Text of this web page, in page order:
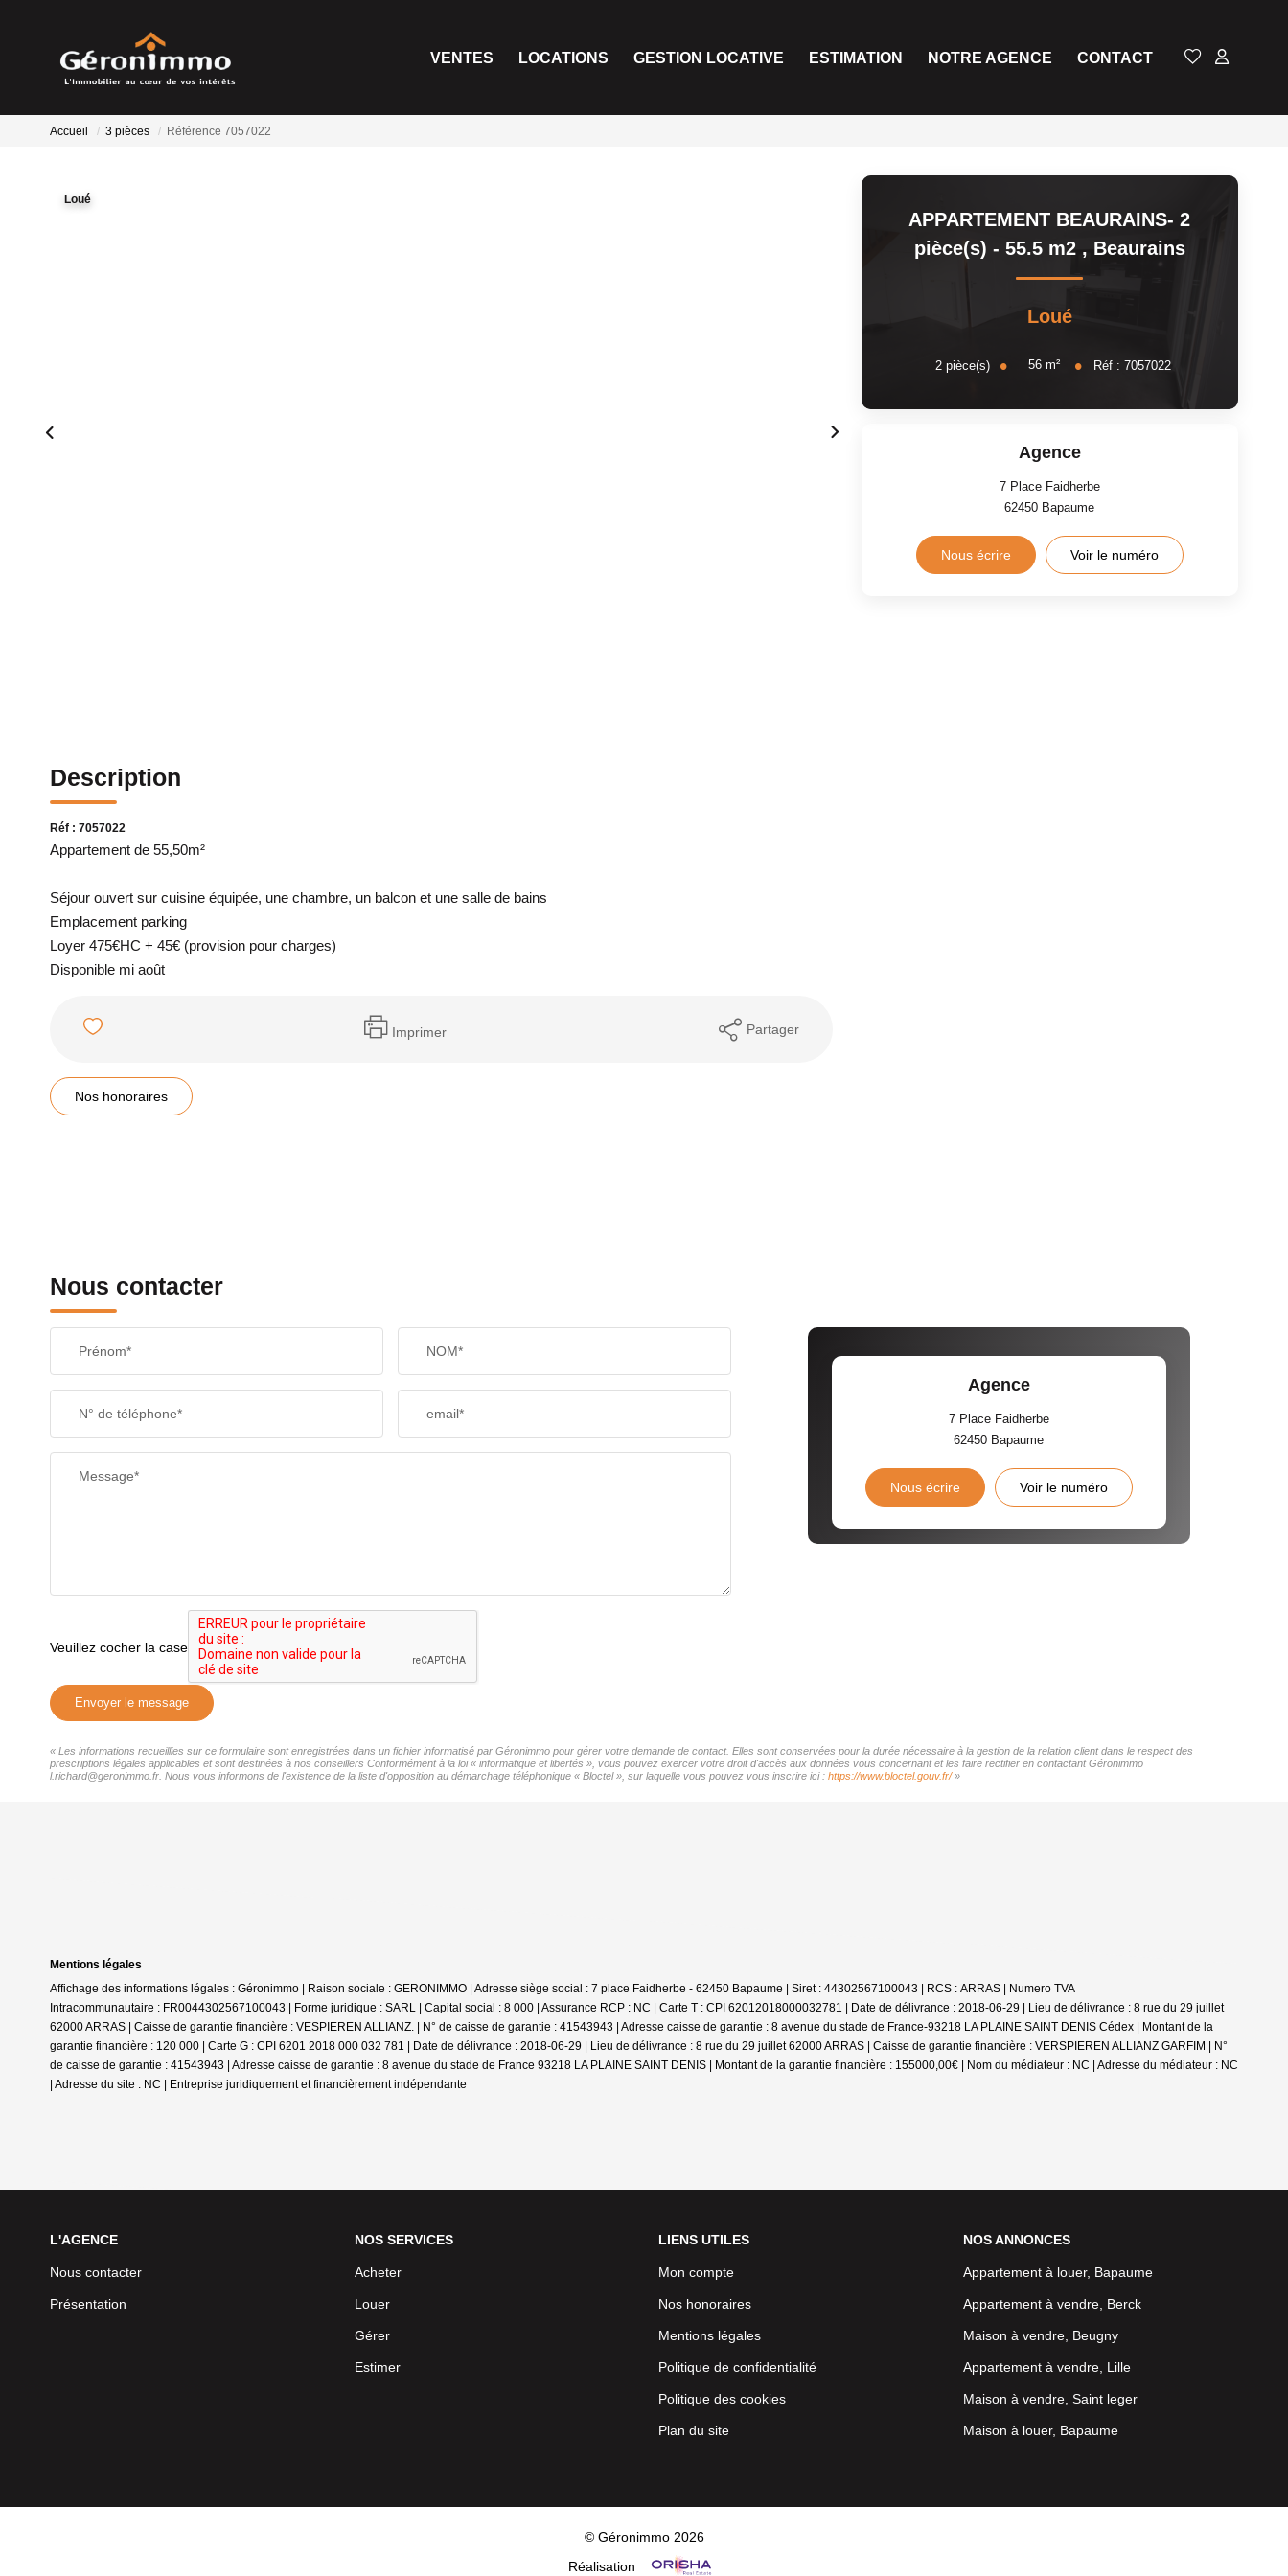
VENTES LOCATIONS GESTION LOCATIVE ESTIMATION NOTRE AGENCE CONTACT
Accueil 3 pièces Référence 7057022
Loué
Description
Réf : 7057022
Appartement de 55,50m²
Séjour ouvert sur cuisine équipée, une chambre, un balcon et une salle de bains
Emplacement parking
Loyer 475€HC + 45€ (provision pour charges)
Disponible mi août
Imprimer Partager
Nos honoraires
APPARTEMENT BEAURAINS- 2
pièce(s) - 55.5 m2 , Beaurains
Loué
2pièce(s) 56m² Réf :7057022
Agence
7 Place Faidherbe
62450 Bapaume
Nous écrire Voir le numéro
Nous contacter
Prénom* NOM*
N° de téléphone* email*
Message*
Veuillez cocher la case
Envoyer le message
Agence
7 Place Faidherbe
62450 Bapaume
Nous écrire Voir le numéro
« Les informations recueillies sur ce formulaire sont enregistrées dans un fichier informatisé par Géronimmo pour gérer votre demande de contact. Elles sont conservées pour la durée nécessaire à la gestion de la relation client dans le respect des
prescriptions légales applicables et sont destinées à nos conseillers Conformément à la loi « informatique et libertés », vous pouvez exercer votre droit d'accès aux données vous concernant et les faire rectifier en contactant Géronimmo
l.richard@geronimmo.fr. Nous vous informons de l'existence de la liste d'opposition au démarchage téléphonique « Bloctel », sur laquelle vous pouvez vous inscrire ici : https://www.bloctel.gouv.fr/»
Mentions légales
Affichage des informations légales : Géronimmo | Raison sociale : GERONIMMO | Adresse siège social : 7 place Faidherbe - 62450 Bapaume | Siret : 44302567100043 | RCS : ARRAS | Numero TVA
Intracommunautaire : FR0044302567100043 | Forme juridique : SARL | Capital social : 8 000 | Assurance RCP : NC | Carte T : CPI 62012018000032781 | Date de délivrance : 2018-06-29 | Lieu de délivrance : 8 rue du 29 juillet
62000 ARRAS | Caisse de garantie financière : VESPIEREN ALLIANZ. | N° de caisse de garantie : 41543943 | Adresse caisse de garantie : 8 avenue du stade de France-93218 LA PLAINE SAINT DENIS Cédex | Montant de la
garantie financière : 120 000 | Carte G : CPI 6201 2018 000 032 781 | Date de délivrance : 2018-06-29 | Lieu de délivrance : 8 rue du 29 juillet 62000 ARRAS | Caisse de garantie financière : VERSPIEREN ALLIANZ GARFIM | N°
de caisse de garantie : 41543943 | Adresse caisse de garantie : 8 avenue du stade de France 93218 LA PLAINE SAINT DENIS | Montant de la garantie financière : 155000,00€ | Nom du médiateur : NC | Adresse du médiateur : NC
| Adresse du site : NC |
Entreprise juridiquement et financièrement indépendante
L'AGENCE
Nous contacter
Présentation
NOS SERVICES
Acheter
Louer
Gérer
Estimer
LIENS UTILES
Mon compte
Nos honoraires
Mentions légales
Politique de confidentialité
Politique des cookies
Plan du site
NOS ANNONCES
Appartement à louer, Bapaume
Appartement à vendre, Berck
Maison à vendre, Beugny
Appartement à vendre, Lille
Maison à vendre, Saint leger
Maison à louer, Bapaume
© Géronimmo 2026
Réalisation